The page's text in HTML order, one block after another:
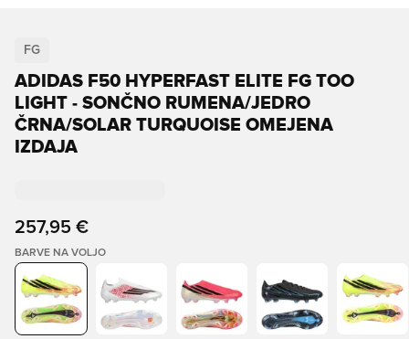
FG
ADIDAS F50 HYPERFAST ELITE FG TOO
LIGHT - SONČNO RUMENA/JEDRO
ČRNA/SOLAR TURQUOISE OMEJENA
IZDAJA
257,95 €
BARVE NA VOLJO